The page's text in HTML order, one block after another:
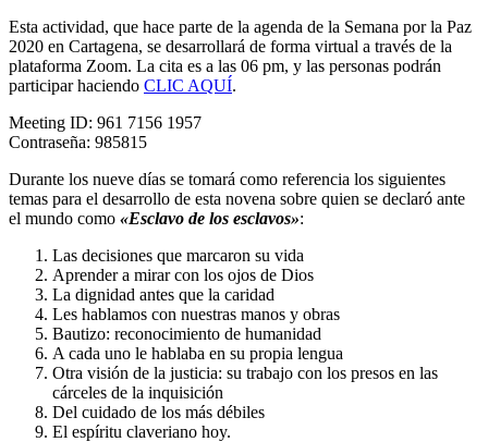
Esta actividad, que hace parte de la agenda de la Semana por la Paz
2020 en Cartagena, se desarrollará de forma virtual a través de la
plataforma Zoom. La cita es a las 06 pm, y las personas podrán
participar haciendo CLIC AQUÍ.
Meeting ID: 961 7156 1957
Contraseña: 985815
Durante los nueve días se tomará como referencia los siguientes
temas para el desarrollo de esta novena sobre quien se declaró ante
el mundo como «Esclavo de los esclavos»:
Las decisiones que marcaron su vida
Aprender a mirar con los ojos de Dios
La dignidad antes que la caridad
Les hablamos con nuestras manos y obras
Bautizo: reconocimiento de humanidad
A cada uno le hablaba en su propia lengua
Otra visión de la justicia: su trabajo con los presos en las
cárceles de la inquisición
Del cuidado de los más débiles
El espíritu claveriano hoy.